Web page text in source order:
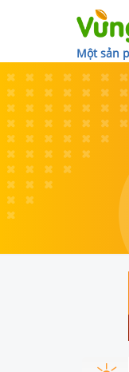
Một sản